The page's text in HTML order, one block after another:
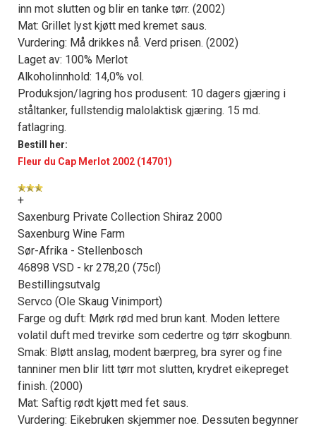
inn mot slutten og blir en tanke tørr. (2002)
Mat: Grillet lyst kjøtt med kremet saus.
Vurdering: Må drikkes nå. Verd prisen. (2002)
Laget av: 100% Merlot
Alkoholinnhold: 14,0% vol.
Produksjon/lagring hos produsent: 10 dagers gjæring i
ståltanker, fullstendig malolaktisk gjæring. 15 md.
fatlagring.
Bestill her:
Fleur du Cap Merlot 2002 (14701)
+
Saxenburg Private Collection Shiraz 2000
Saxenburg Wine Farm
Sør-Afrika - Stellenbosch
46898 VSD - kr 278,20 (75cl)
Bestillingsutvalg
Servco (Ole Skaug Vinimport)
Farge og duft: Mørk rød med brun kant. Moden lettere
volatil duft med trevirke som cedertre og tørr skogbunn.
Smak: Bløtt anslag, modent bærpreg, bra syrer og fine
tanniner men blir litt tørr mot slutten, krydret eikepreget
finish. (2000)
Mat: Saftig rødt kjøtt med fet saus.
Vurdering: Eikebruken skjemmer noe. Dessuten begynner